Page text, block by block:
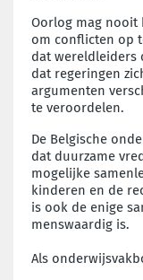
Oorlog mag nooit
om conflicten op
dat wereldleiders
dat regeringen
argumenten
te veroordelen.
De Belgische
dat duurzame
mogelijke
kinderen en de
is ook de enige
menswaardig is.
Als